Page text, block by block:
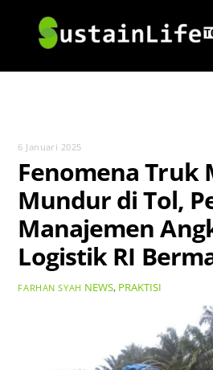
content
6 Januari 2025
Fenomena Truk
Mundur di Tol,
Manajemen
Logistik RI
FARHAN SYAH NEWS, PRAKTISI